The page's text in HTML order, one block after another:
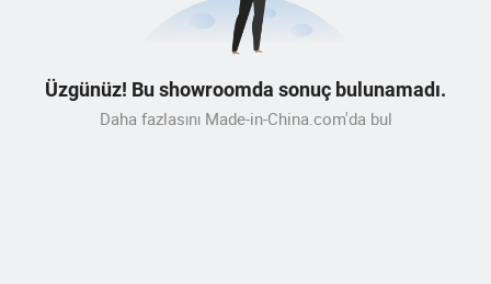
Üzgünüz! Bu showroomda sonuç bulunamadı.
Daha fazlasını Made-in-China.com'da bul